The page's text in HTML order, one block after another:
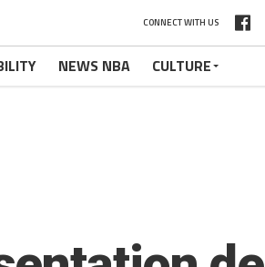
CONNECT WITH US
NEWS NBA CULTURE